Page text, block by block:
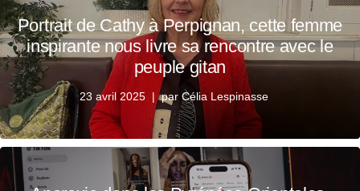
Portrait de Cathy à Perpignan, cette femme
inspirante nous livre sa rencontre avec le
peuple gitan
23 avril 2025 par Célia Lespinasse